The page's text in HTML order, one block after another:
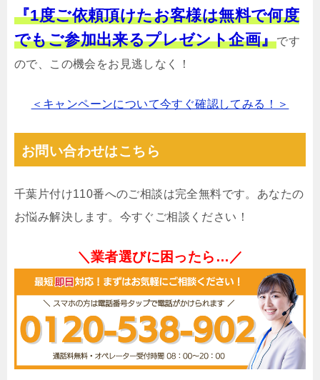
『1度ご依頼頂けたお客様は無料で何度
でもご参加出来るプレゼント企画』です
ので、この機会をお見逃しなく！
＜キャンペーンについて今すぐ確認してみる！＞
お問い合わせはこちら
千葉片付け110番へのご相談は完全無料です。あなたの
お悩み解決します。今すぐご相談ください！
＼業者選びに困ったら…／